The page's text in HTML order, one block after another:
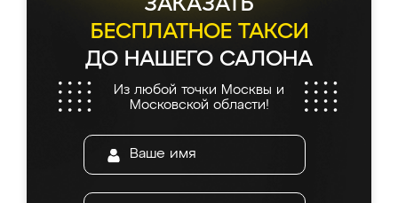
ЗАКАЗАТЬ
БЕСПЛАТНОЕ ТАКСИ
ДО НАШЕГО САЛОНА
Из любой точки Москвы и
Московской области!